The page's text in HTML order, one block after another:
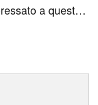
Foligno,